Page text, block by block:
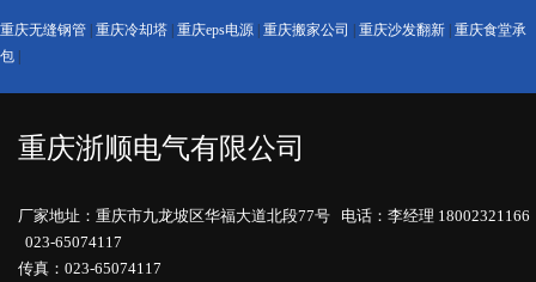
重庆无缝钢管 重庆冷却塔 重庆eps电源 重庆搬家公司 重庆沙发翻新 重庆食堂承
包
重庆浙顺电气有限公司
厂家地址：重庆市九龙坡区华福大道北段77号 电话：李经理 18002321166
023-65074117
传真：023-65074117